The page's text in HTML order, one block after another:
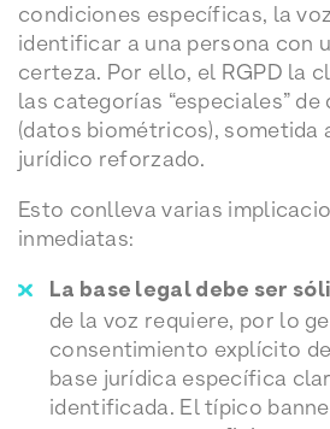
condiciones específicas, la
identificar a una persona con
certeza. Por ello, el RGPD la
las categorías “especiales”
(datos biométricos), sometida
jurídico reforzado.
Esto conlleva varias
inmediatas:
La base legal debe ser
de la voz requiere, por lo
consentimiento explícito
base jurídica específica
identificada. El típico